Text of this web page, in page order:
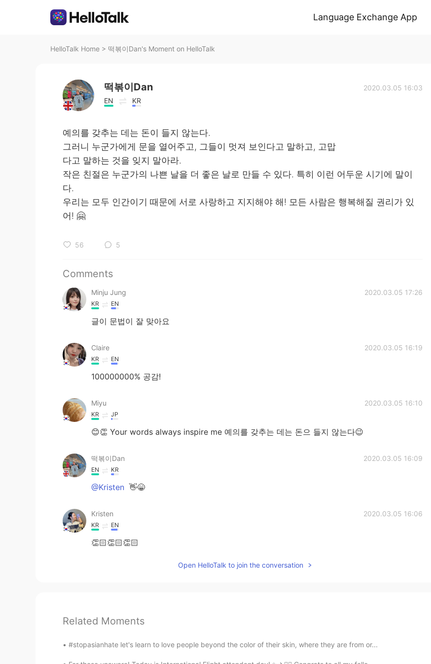
Language Exchange App
HelloTalk Home > 떡볶이Dan's Moment on HelloTalk
떡볶이Dan
EN KR
2020.03.05 16:03
예의를 갖추는 데는 돈이 들지 않는다.
그러니 누군가에게 문을 열어주고, 그들이 멋져 보인다고 말하고, 고맙
다고 말하는 것을 잊지 말아라.
작은 친절은 누군가의 나쁜 날을 더 좋은 날로 만들 수 있다. 특히 이런 어두운 시기에 말이
다.
우리는 모두 인간이기 때문에 서로 사랑하고 지지해야 해! 모든 사람은 행복해질 권리가 있
어! 🤗
56 5
Comments
Minju Jung 2020.03.05 17:26
KR EN
글이 문법이 잘 맞아요
Claire 2020.03.05 16:19
KR EN
100000000% 공감!
Miyu 2020.03.05 16:10
KR JP
😊👏 Your words always inspire me 예의를 갖추는 데는 돈으 들지 않는다😉
떡볶이Dan 2020.03.05 16:09
EN KR
@Kristen 👋😁
Kristen 2020.03.05 16:06
KR EN
👏🏻👏🏻👏🏻
Open HelloTalk to join the conversation
Related Moments
#stopasianhate let's learn to love people beyond the color of their skin, where they are from or...